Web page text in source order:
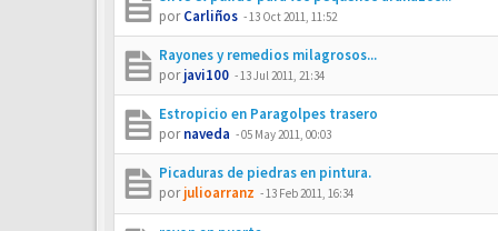
porCarliños -13 Oct 2011, 11:52
Rayones y remedios milagrosos...
porjavi100 -13 Jul 2011, 21:34
Estropicio en Paragolpes trasero
pornaveda -05 May 2011, 00:03
Picaduras de piedras en pintura.
porjulioarranz -13 Feb 2011, 16:34